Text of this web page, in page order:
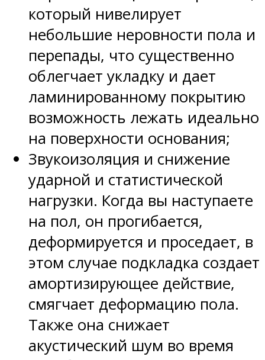
который нивелирует
небольшие неровности пола и
перепады, что существенно
облегчает укладку и дает
ламинированному покрытию
возможность лежать идеально
на поверхности основания;
Звукоизоляция и снижение
ударной и статистической
нагрузки. Когда вы наступаете
на пол, он прогибается,
деформируется и проседает, в
этом случае подкладка создает
амортизирующее действие,
смягчает деформацию пола.
Также она снижает
акустический шум во время